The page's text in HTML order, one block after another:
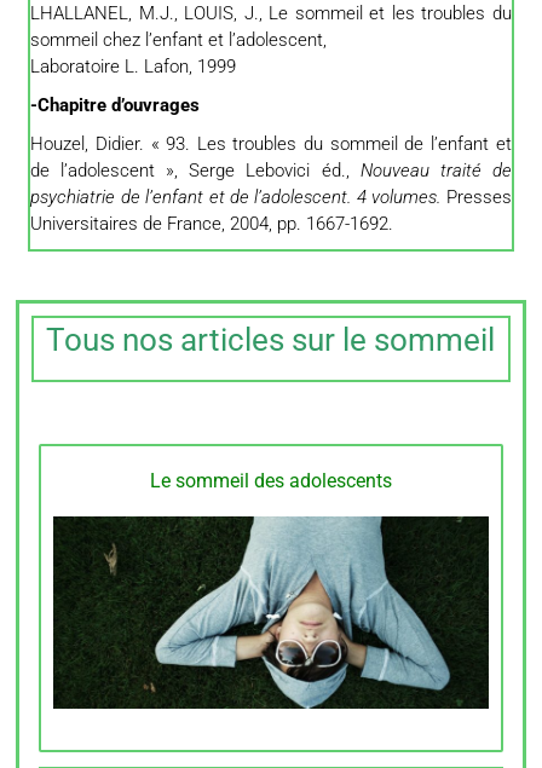
LHALLANEL, M.J., LOUIS, J., Le sommeil et les troubles du
sommeil chez l’enfant et l’adolescent,
Laboratoire L. Lafon, 1999
-Chapitre d’ouvrages
Houzel
, Didier. « 93. Les troubles du sommeil de l’enfant et
de l’adolescent », Serge Lebovici éd., Nouveau traité de
psychiatrie de l’enfant et de l’adolescent. 4 volumes. Presses
Universitaires de France, 2004, pp. 1667-1692.
Tous nos articles sur le sommeil
Le sommeil des adolescents